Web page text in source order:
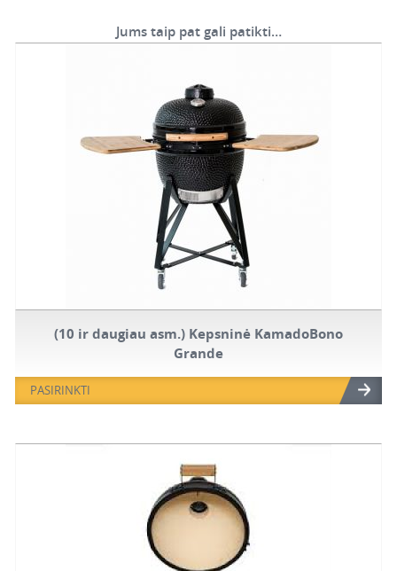
Jums taip pat gali patikti…
(10 ir daugiau asm.) Kepsninė KamadoBono
Grande
PASIRINKTI